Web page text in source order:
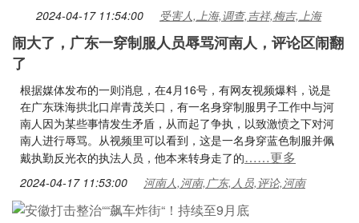
2024-04-17 11:54:00 受害人,上海,调查,吉祥,梅吉,上海
闹大了，广东一穿制服人员辱骂河南人，评论区闹翻
了
根据媒体发布的一则消息，在4月16号，有网友视频爆料，说是
在广东珠海拱北口岸青茂关口，有一名身穿制服男子工作中与河
南人因为某些事情发生矛盾，从而起了争执，以致激愤之下对河
南人进行辱骂。从视频里可以看到，这是一名身穿蓝色制服并佩
戴执勤反光衣的执法人员，他本来转身走了的……更多
2024-04-17 11:53:00 河南人,河南,广东,人员,评论,河南